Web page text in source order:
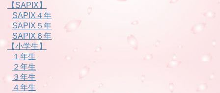
【SAPIX】
SAPIX４年
SAPIX５年
SAPIX６年
【小学生】
１年生
２年生
３年生
４年生